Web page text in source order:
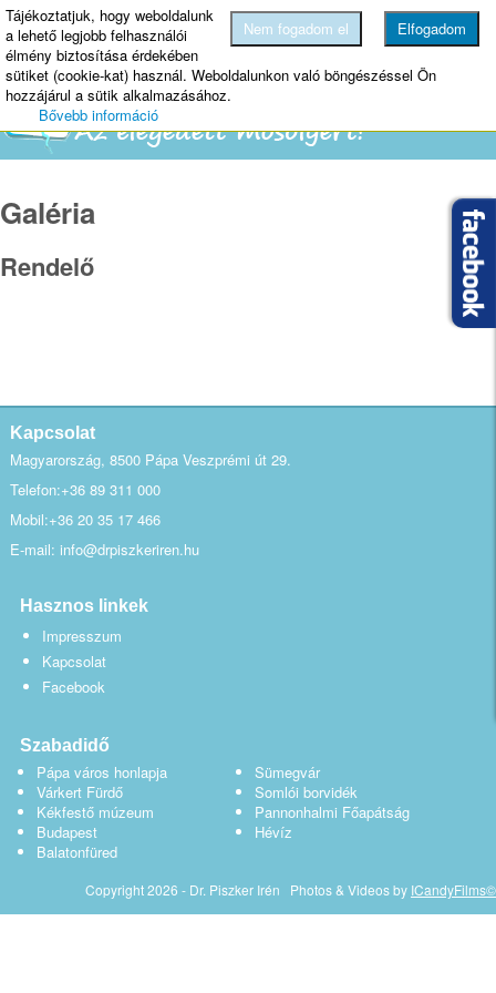
MENU
Galéria
Rendelő
Kapcsolat
Magyarország, 8500 Pápa Veszprémi út 29.
Telefon:+36 89 311 000
Mobil:+36 20 35 17 466
E-mail: info@drpiszkeriren.hu
Hasznos linkek
Impresszum
Kapcsolat
Facebook
Szabadidő
Pápa város honlapja
Várkert Fürdő
Kékfestő múzeum
Budapest
Sümegvár
Somlói borvidék
Pannonhalmi Főapátság
Hévíz
Balatonfüred
Copyright 2026 - Dr. Piszker Irén Photos & Videos by ICandyFilms©
Elfogadom
Nem fogadom el
Tájékoztatjuk, hogy weboldalunk
a lehető legjobb felhasználói
élmény biztosítása érdekében
sütiket (cookie-kat) használ. Weboldalunkon való böngészéssel Ön
hozzájárul a sütik alkalmazásához.
Bővebb információ